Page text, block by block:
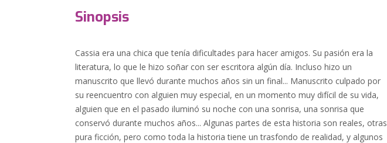
Sinopsis
Cassia era una chica que tenía dificultades para hacer amigos. Su pasión era la
literatura, lo que le hizo soñar con ser escritora algún día. Incluso hizo un
manuscrito que llevó durante muchos años sin un final... Manuscrito culpado por
su reencuentro con alguien muy especial, en un momento muy difícil de su vida,
alguien que en el pasado iluminó su noche con una sonrisa, una sonrisa que
conservó durante muchos años... Algunas partes de esta historia son reales, otras
pura ficción, pero como toda la historia tiene un trasfondo de realidad, y algunos